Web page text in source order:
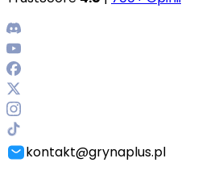
kontakt@grynaplus.pl